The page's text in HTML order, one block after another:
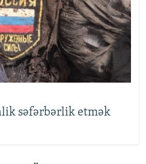
səfərbərlik etmək